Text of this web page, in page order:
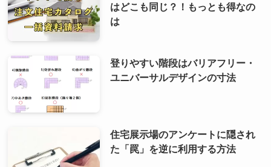
はどこも同じ？！もっとも得なの
は
登りやすい階段はバリアフリー・
ユニバーサルデザインの寸法
住宅展示場のアンケートに隠され
た「罠」を逆に利用する方法